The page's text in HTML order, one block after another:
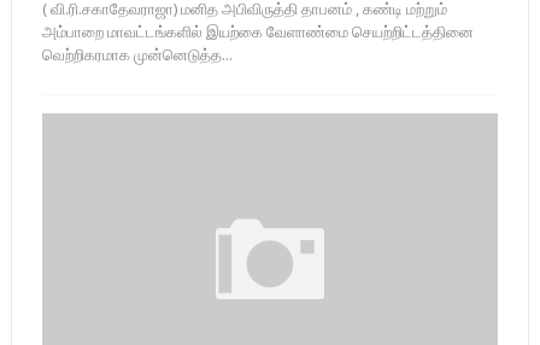
( வி.ரி.சகாதேவராஜா) மனித அபிவிருத்தி தாபனம் , கண்டி மற்றும்
அம்பாறை மாவட்டங்களில் இயற்கை வேளாண்மை செயற்றிட்டத்தினை
வெற்றிகரமாக முன்னெடுத்த...